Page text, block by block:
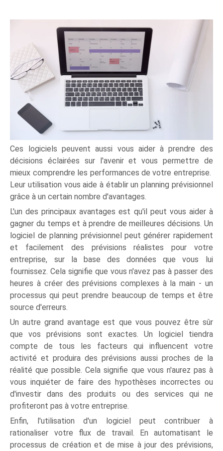
Ces logiciels peuvent aussi vous aider à prendre des
décisions éclairées sur l'avenir et vous permettre de
mieux comprendre les performances de votre entreprise.
Leur utilisation vous aide à établir un planning prévisionnel
grâce à un certain nombre d'avantages.
L'un des principaux avantages est qu'il peut vous aider à
gagner du temps et à prendre de meilleures décisions. Un
logiciel de planning prévisionnel peut générer rapidement
et facilement des prévisions réalistes pour votre
entreprise, sur la base des données que vous lui
fournissez. Cela signifie que vous n'avez pas à passer des
heures à créer des prévisions complexes à la main - un
processus qui peut prendre beaucoup de temps et être
source d'erreurs.
Un autre grand avantage est que vous pouvez être sûr
que vos prévisions sont exactes. Un logiciel tiendra
compte de tous les facteurs qui influencent votre
activité et produira des prévisions aussi proches de la
réalité que possible. Cela signifie que vous n'aurez pas à
vous inquiéter de faire des hypothèses incorrectes ou
d'investir dans des produits ou des services qui ne
profiteront pas à votre entreprise.
Enfin, l'utilisation d'un logiciel peut contribuer à
rationaliser votre flux de travail. En automatisant le
processus de création et de mise à jour des prévisions,